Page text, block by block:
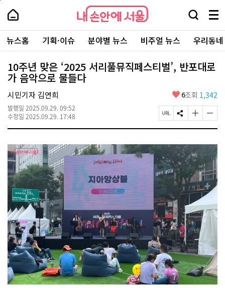
본
로
가
내
손
안
에
서
울
-
서
울
시
대
표
소
통
포
내
손
에
울
검
창
열
기
메
뉴
전
체
보
기
주
요
서
뉴스홈 기획·이슈 분야별 뉴스 비주얼 뉴스 우리동
10주년 맞은 ‘2025 서리풀뮤직페스티벌’, 반포대로
가 음악으로 물들다
시민기자 김연희
발행일 2025.09.29. 09:52
수정일 2025.09.29. 17:48
좋
요
6조회 1,342
페
이
U
R
L
복
사
S
N
공
유
하
기
글
자
기
크
게
변
경
하
기
글
자
기
작
게
변
경
하
기
페
상
단
로